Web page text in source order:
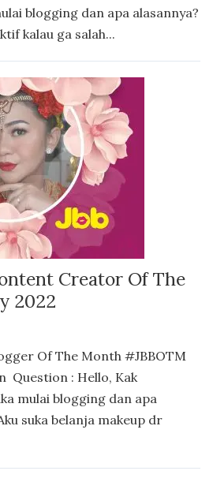
blogging dan apa alasannya?
kalau ga salah...
Creator Of The
2022
Of The Month #JBBOTM
Question : Hello, Kak
mulai blogging dan apa
suka belanja makeup dr